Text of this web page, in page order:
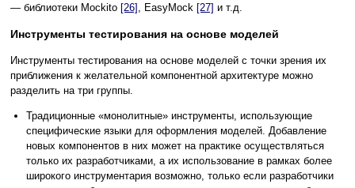
— библиотеки Mockito [26] , EasyMock [27] и т.д.
Инструменты тестирования на основе моделей
Инструменты тестирования на основе моделей с точки зрения их
приближения к желательной компонентной архитектуре можно
разделить на три группы.
Традиционные «монолитные» инструменты, использующие
специфические языки для оформления моделей. Добавление
новых компонентов в них может на практике осуществляться
только их разработчиками, а их использование в рамках более
широкого инструментария возможно, только если разработчики